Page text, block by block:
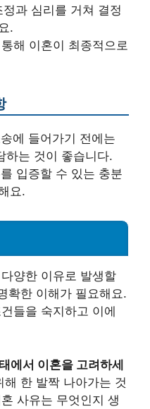
정과 심리를 거쳐 결정
.
해 이혼이 최종적으로
에 들어가기 전에는
하는 것이 좋습니다.
입증할 수 있는 충분
요.
양한 이유로 발생할
확한 이해가 필요해요.
들을 숙지하고 이에
에서 이혼을 고려하세
한 발짝 나아가는 것
사유는 무엇인지 생